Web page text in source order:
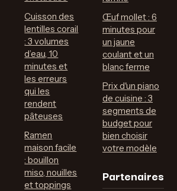
Cuisson des
lentilles corail
: 3 volumes
d’eau, 10
minutes et
les erreurs
qui les
rendent
pâteuses
Ramen
maison facile
: bouillon
miso, nouilles
et toppings
Œuf mollet : 6
minutes pour
un jaune
coulant et un
blanc ferme
Prix d'un piano
de cuisine : 3
segments de
budget pour
bien choisir
votre modèle
Partenaires